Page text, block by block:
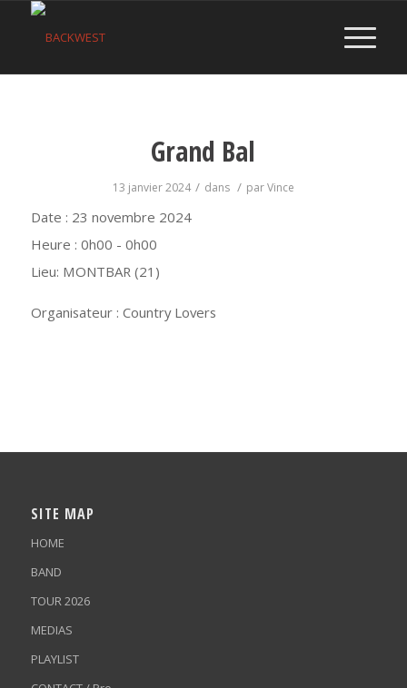
Grand Bal
13 janvier 2024 / dans / parVince
Date : 23 novembre 2024
Heure : 0h00 - 0h00
Lieu: MONTBAR (21)
Organisateur : Country Lovers
SITE MAP
HOME
BAND
TOUR 2026
MEDIAS
PLAYLIST